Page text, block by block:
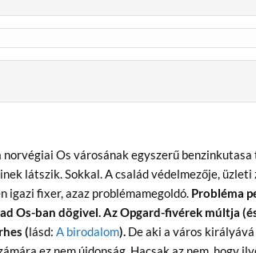
norvégiai Os városának egyszerű benzinkutasa
látszik. Sokkal. A család védelmezője, üzleti
igazi fixer, azaz problémamegoldó. Probléma
Os-ban dögivel. Az Opgard-fivérek múltja
(lásd: A birodalom).De aki a város